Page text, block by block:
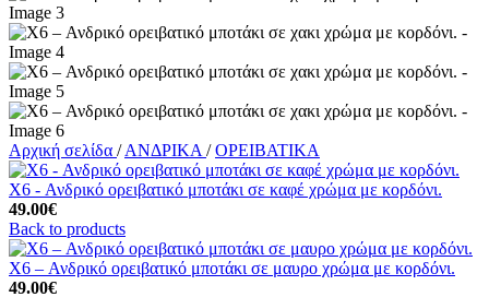
Αρχική σελίδα / ΑΝΔΡΙΚΑ / ΟΡΕΙΒΑΤΙΚΑ
X6 - Ανδρικό ορειβατικό μποτάκι σε καφέ χρώμα με κορδόνι.
49.00€
Back to products
X6 – Ανδρικό ορειβατικό μποτάκι σε μαυρο χρώμα με κορδόνι.
49.00€